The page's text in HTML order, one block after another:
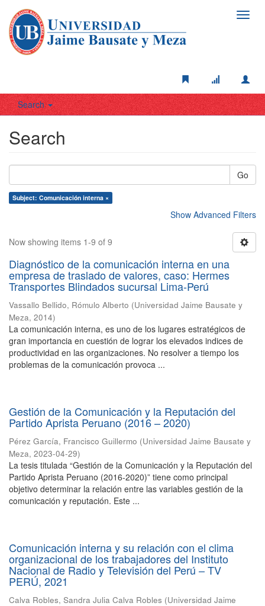
Search
Search
Go
Subject: Comunicación interna ×
Show Advanced Filters
Now showing items 1-9 of 9
Diagnóstico de la comunicación interna en una
empresa de traslado de valores, caso: Hermes
Transportes Blindados sucursal Lima-Perú
Vassallo Bellido, Rómulo Alberto (Universidad Jaime Bausate y
Meza, 2014)
La comunicación interna, es uno de los lugares estratégicos de
gran importancia en cuestión de lograr los elevados indices de
productividad en las organizaciones. No resolver a tiempo los
problemas de la comunicación provoca ...
Gestión de la Comunicación y la Reputación del
Partido Aprista Peruano (2016 – 2020)
Pérez García, Francisco Guillermo (Universidad Jaime Bausate y
Meza, 2023-04-29)
La tesis titulada “Gestión de la Comunicación y la Reputación del
Partido Aprista Peruano (2016-2020)” tiene como principal
objetivo determinar la relación entre las variables gestión de la
comunicación y reputación. Este ...
Comunicación interna y su relación con el clima
organizacional de los trabajadores del Instituto
Nacional de Radio y Televisión del Perú – TV
PERÚ, 2021
Calva Robles, Sandra Julia Calva Robles (Universidad Jaime